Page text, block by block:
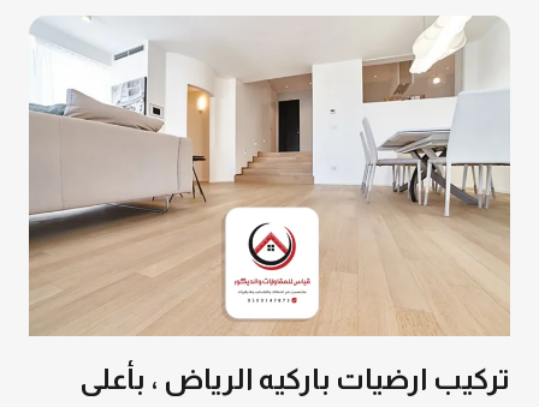
تركيب
ديكورات
الرياض
تركيب ارضيات باركيه الرياض ، بأعلى